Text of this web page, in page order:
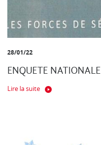
28/01/22
ENQUETE NATIONALE
Lire la suite